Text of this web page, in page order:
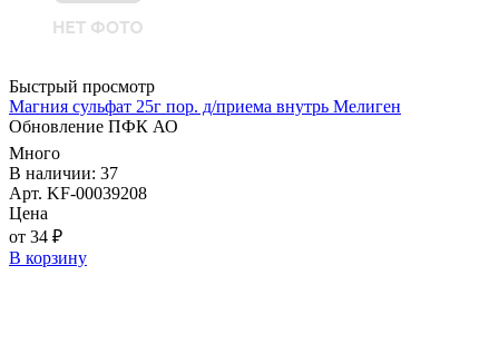
Быстрый просмотр
Магния сульфат 25г пор. д/приема внутрь Мелиген
Обновление ПФК АО
Много
В наличии: 37
Арт. KF-00039208
Цена
от 34 ₽
В корзину